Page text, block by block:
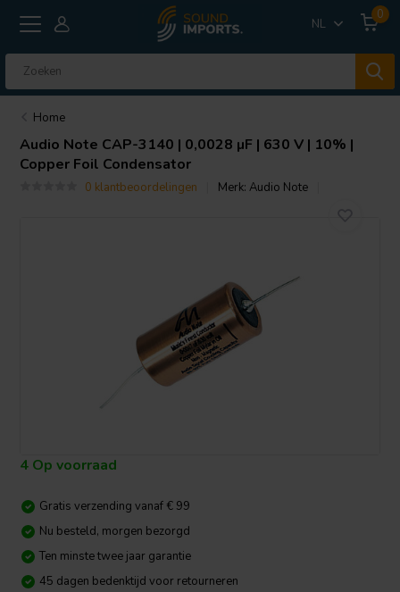
NL
0
Home
Audio Note CAP-3140 | 0,0028 µF | 630 V | 10% |
Copper Foil Condensator
0 klantbeoordelingen Merk:Audio Note
4 Op voorraad
Gratis verzending vanaf € 99
Nu besteld, morgen bezorgd
Ten minste twee jaar garantie
45 dagen bedenktijd voor retourneren